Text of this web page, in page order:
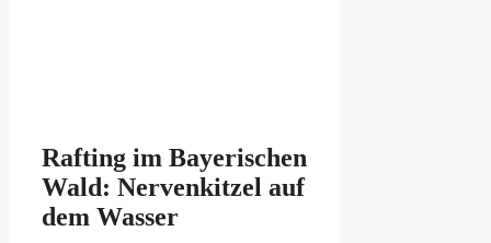
Rafting im Bayerischen
Wald: Nervenkitzel auf
dem Wasser